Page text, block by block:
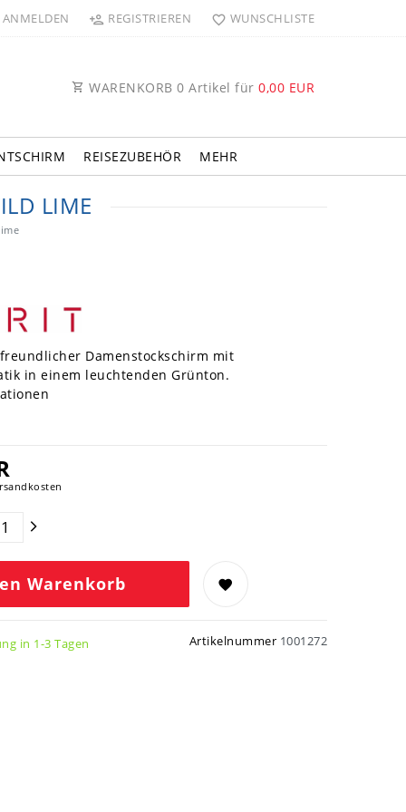
ANMELDEN REGISTRIEREN WUNSCHLISTE
WARENKORB 0 Artikel für 0,00 EUR
REISEZUBEHÖR MEHR
LIME
Damenstockschirm mit
in einem leuchtenden Grünton.
Warenkorb
in 1-3 Tagen Artikelnummer 1001272